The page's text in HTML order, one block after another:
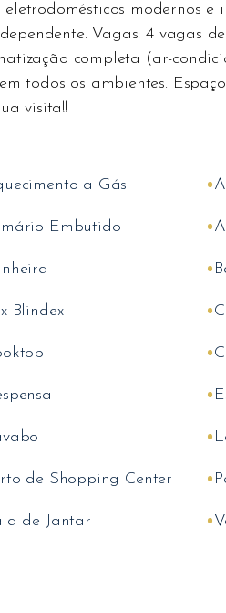
modernos
Vagas: 4 vagas
completa (ar-
todos os ambientes.
visita!!
a Gás •
Embutido •
•
Blindex •
•
•
•
de Shopping Center •
de Jantar •